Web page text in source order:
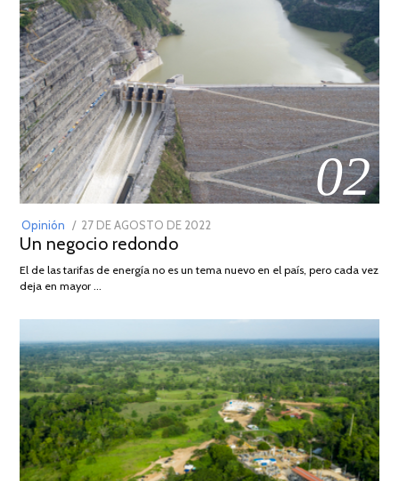
02
Opinión
POSTED
ON
27 DE AGOSTO DE 2022
DE
Un negocio redondo
El de las tarifas de energía no es un tema nuevo en el país, pero cada vez
deja en mayor …